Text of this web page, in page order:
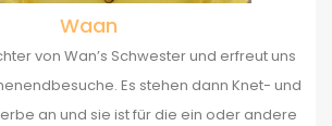
Waan
von Wan’s Schwester und erfreut uns
Es stehen dann Knet- und
an und sie ist für die ein oder andere